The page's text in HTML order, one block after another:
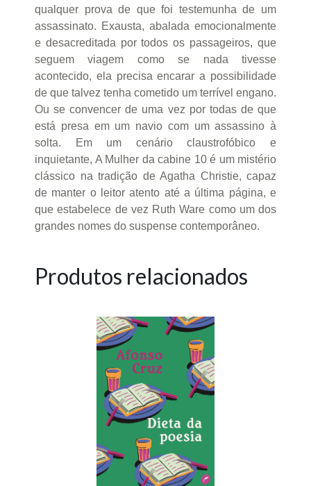
qualquer prova de que foi testemunha de um
assassinato. Exausta, abalada emocionalmente
e desacreditada por todos os passageiros, que
seguem viagem como se nada tivesse
acontecido, ela precisa encarar a possibilidade
de que talvez tenha cometido um terrível engano.
Ou se convencer de uma vez por todas de que
está presa em um navio com um assassino à
solta. Em um cenário claustrofóbico e
inquietante, A Mulher da cabine 10 é um mistério
clássico na tradição de Agatha Christie, capaz
de manter o leitor atento até a última página, e
que estabelece de vez Ruth Ware como um dos
grandes nomes do suspense contemporâneo.
Produtos relacionados